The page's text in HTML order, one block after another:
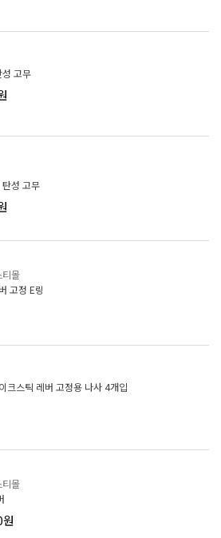
고무
성 고무
티몰
고정 E링
크스틱 레버 고정용 나사 4개입
티몰